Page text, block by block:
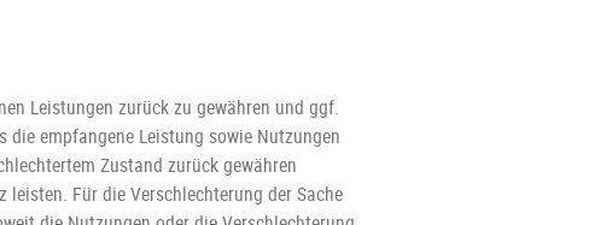
Leistungen zurück zu gewähren und ggf.
die empfangene Leistung sowie Nutzungen
Zustand zurück gewähren
leisten. Für die Verschlechterung der Sache